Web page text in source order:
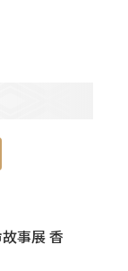
事展 香